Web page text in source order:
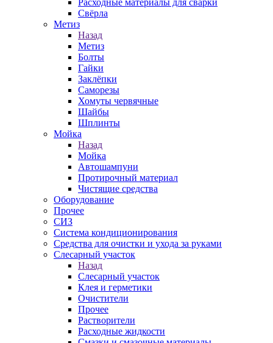
Расходные материалы для сварки
Свёрла
Метиз
Назад
Метиз
Болты
Гайки
Заклёпки
Саморезы
Хомуты червячные
Шайбы
Шплинты
Мойка
Назад
Мойка
Автошампуни
Протирочный материал
Чистящие средства
Оборудование
Прочее
СИЗ
Система кондиционирования
Средства для очистки и ухода за руками
Слесарный участок
Назад
Слесарный участок
Клея и герметики
Очистители
Прочее
Растворители
Расходные жидкости